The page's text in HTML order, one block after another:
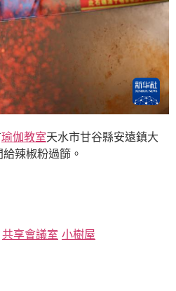
瑜伽教室天水市甘谷縣安遠鎮大
辣椒粉過篩。
共享會議室 小樹屋